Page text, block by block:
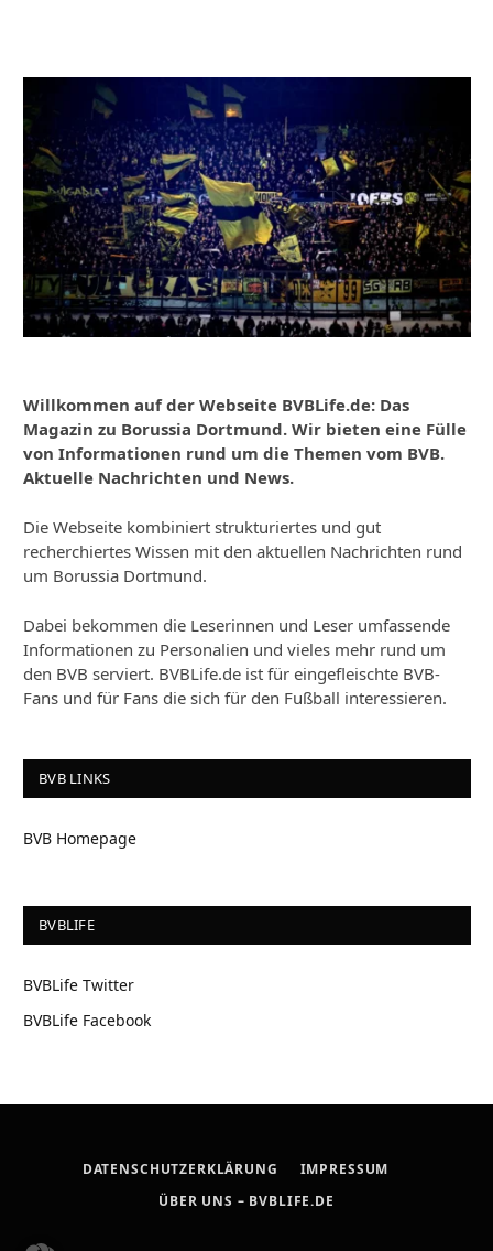
Willkommen auf der Webseite BVBLife.de: Das
Magazin zu Borussia Dortmund. Wir bieten eine Fülle
von Informationen rund um die Themen vom BVB.
Aktuelle Nachrichten und News.
Die Webseite kombiniert strukturiertes und gut
recherchiertes Wissen mit den aktuellen Nachrichten rund
um Borussia Dortmund.
Dabei bekommen die Leserinnen und Leser umfassende
Informationen zu Personalien und vieles mehr rund um
den BVB serviert. BVBLife.de ist für eingefleischte BVB-
Fans und für Fans die sich für den Fußball interessieren.
BVB LINKS
BVB Homepage
BVBLIFE
BVBLife Twitter
BVBLife Facebook
DATENSCHUTZERKLÄRUNG
IMPRESSUM
ÜBER UNS – BVBLIFE.DE